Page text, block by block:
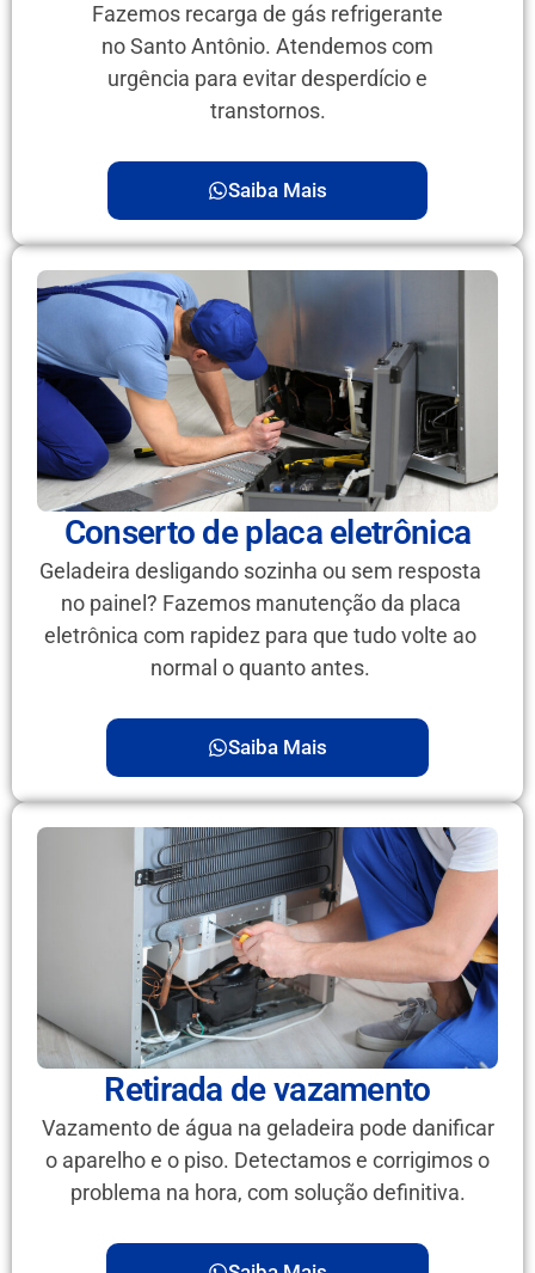
Fazemos recarga de gás refrigerante
no Santo Antônio. Atendemos com
urgência para evitar desperdício e
transtornos.
Saiba Mais
Conserto de placa eletrônica
Geladeira desligando sozinha ou sem resposta
no painel? Fazemos manutenção da placa
eletrônica com rapidez para que tudo volte ao
normal o quanto antes.
Saiba Mais
Retirada de vazamento
Vazamento de água na geladeira pode danificar
o aparelho e o piso. Detectamos e corrigimos o
problema na hora, com solução definitiva.